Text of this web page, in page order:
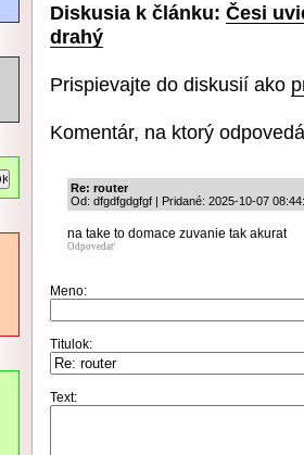
Diskusia k článku: Česi
drahý
Prispievajte do diskusií ako
Komentár, na ktorý
Re: router
Od: dfgdfgdgfgf | Pridané: 2025-10-07
na take to domace zuvanie tak akurat
Odpovedať
Meno:
Titulok:
Text: